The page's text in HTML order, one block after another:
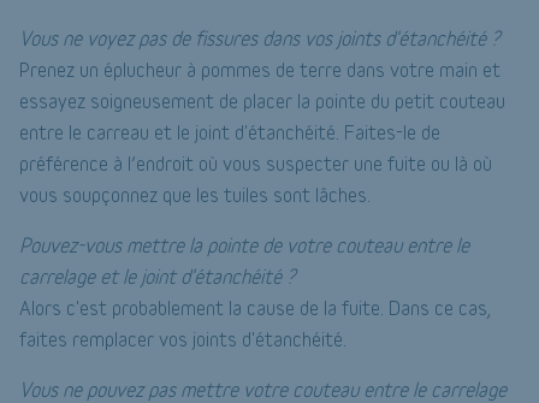
Vous ne voyez pas de fissures dans vos joints d'étanchéité ?
Prenez un éplucheur à pommes de terre dans votre main et
essayez soigneusement de placer la pointe du petit couteau
entre le carreau et le joint d'étanchéité. Faites-le de
préférence à l’endroit où vous suspecter une fuite ou là où
vous soupçonnez que les tuiles sont lâches.
Pouvez-vous mettre la pointe de votre couteau entre le
carrelage et le joint d'étanchéité ?
Alors c'est probablement la cause de la fuite. Dans ce cas,
faites remplacer vos joints d'étanchéité.
Vous ne pouvez pas mettre votre couteau entre le carrelage